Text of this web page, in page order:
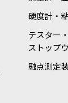
硬度計・
テスター
ストップ
融点測定